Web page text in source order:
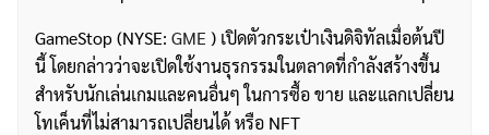
GameStop (NYSE: GME ) เปิดตัวกระเป๋าเงินดิจิทัลเมื่อต้นปี
นี้ โดยกล่าวว่าจะเปิดใช้งานธุรกรรมในตลาดที่กำลังสร้างขึ้น
สำหรับนักเล่นเกมและคนอื่นๆ ในการซื้อ ขาย และแลกเปลี่ยน
โทเค็นที่ไม่สามารถเปลี่ยนได้ หรือ NFT